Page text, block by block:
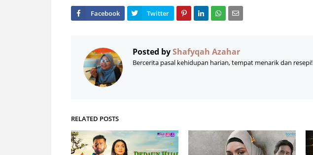
Posted byShafyqah Azahar
Bercerita pasal kehidupan harian, tempat menarik dan resepi!
RELATED POSTS